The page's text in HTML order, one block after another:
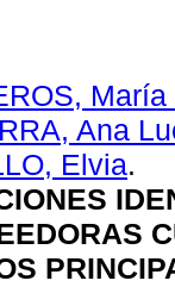
Ana
Elvia.